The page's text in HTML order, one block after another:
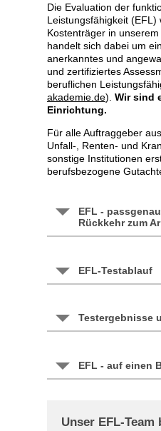
Die Evaluation der
Leistungsfähigkeit
Kostenträger in
handelt sich dabei um
anerkanntes und
und zertifiziertes
beruflichen
akademie.de). Wir sind
Einrichtung.
Für alle Auftraggeber
Unfall-, Renten- und
sonstige Institutionen
berufsbezogene
EFL -
Rückkehr zum
EFL-Testablauf
Testergebnisse
EFL - auf einen
Unser EFL-Team